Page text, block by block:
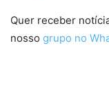
Quer receber
nosso grupo no